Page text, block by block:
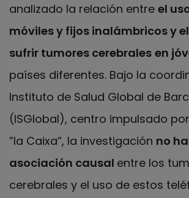
analizado la relación entre el
móviles y fijos inalámbricos y
sufrir tumores cerebrales en
países diferentes. Bajo la
Instituto de Salud Global de
(ISGlobal), centro impulsado
”la Caixa”, la investigación no
asociación causal entre los
cerebrales y el uso de estos